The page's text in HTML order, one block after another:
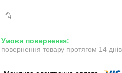
повернення товару протягом 14 днів